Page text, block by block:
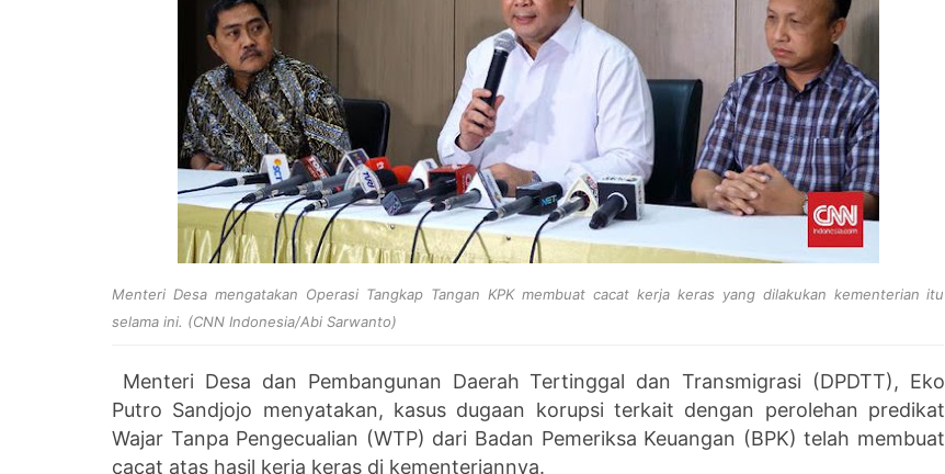
Menteri Desa mengatakan Operasi Tangkap Tangan KPK membuat cacat kerja keras yang dilakukan kementerian itu
selama ini. (CNN Indonesia/Abi Sarwanto)
Menteri Desa dan Pembangunan Daerah Tertinggal dan Transmigrasi (DPDTT), Eko
Putro Sandjojo menyatakan, kasus dugaan korupsi terkait dengan perolehan predikat
Wajar Tanpa Pengecualian (WTP) dari Badan Pemeriksa Keuangan (BPK) telah membuat
cacat atas hasil kerja keras di kementeriannya.